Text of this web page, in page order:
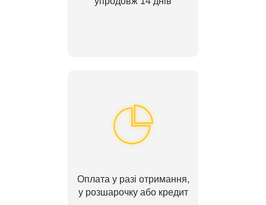
Оплата у разі отримання,
у розшарочку або кредит